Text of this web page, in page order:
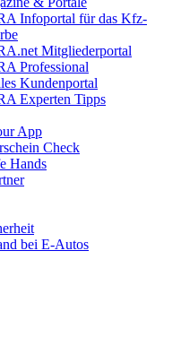
Infoportal für das Kfz-
Mitgliederportal
Professional
Kundenportal
Experten Tipps
App
Check
Hands
bei E-Autos